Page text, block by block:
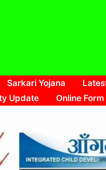
Sarkari Yojana
Update
Online Form